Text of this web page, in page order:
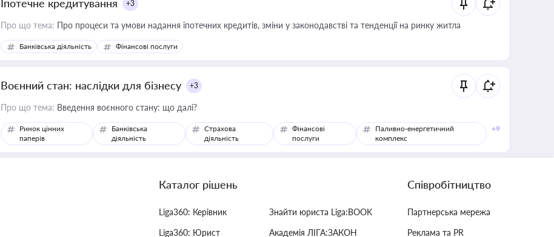
Іпотечне кредитування +3
Про що тема: Про процеси та умови надання іпотечних кредитів, зміни у законодавстві та тенденції на ринку житла
Банківська діяльність Фінансові послуги
Воєнний стан: наслідки для бізнесу +3
Про що тема: Введення воєнного стану: що далі?
Ринок цінних
паперів
Банківська
діяльність
Страхова
діяльність
Фінансові
послуги
Паливно-енергетичний
комплекс
+9
Каталог рішень
Liga360: Керівник
Liga360: Юрист
Знайти юриста Liga:BOOK
Академія ЛІГА:ЗАКОН
Співробітництво
Партнерська мережа
Реклама та PR